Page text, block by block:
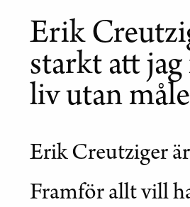
Erik
starkt att
liv utan
Erik Creutziger
Framför allt vill